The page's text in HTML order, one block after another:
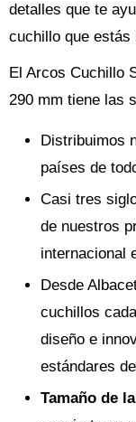
detalles que te
cuchillo que estás
El Arcos Cuchillo
290 mm tiene las
Distribuimos
países de
Casi tres
de nuestros
internacional
Desde
cuchillos
diseño e
estándares
Tamaño de